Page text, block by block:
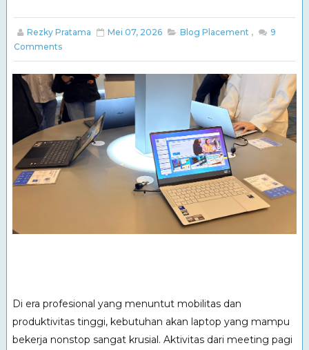
Rezky Pratama Mei 07, 2026 Blog Placement ,
9
Comments
Di era profesional yang menuntut mobilitas dan
produktivitas tinggi, kebutuhan akan laptop yang mampu
bekerja nonstop sangat krusial. Aktivitas dari meeting pagi